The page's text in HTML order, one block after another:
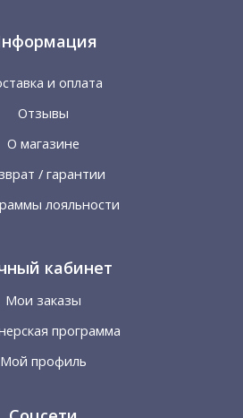
и оплата
Отзывы
О магазине
/ гарантии
лояльности
кабинет
Мои заказы
программа
Мой профиль